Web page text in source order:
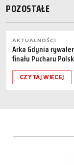
POZOSTAŁE
AKTUALNOŚCI
Arka Gdynia
finału Pucharu
CZYTAJ WIĘCEJ